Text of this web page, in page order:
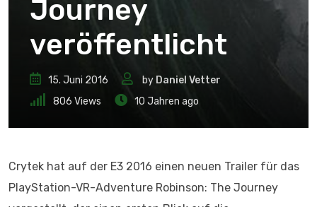
Journey
veröffentlicht
15. Juni 2016 by Daniel Vetter
806 Views 10 Jahren ago
Crytek hat auf der E3 2016 einen neuen Trailer für das
PlayStation-VR-Adventure Robinson: The Journey